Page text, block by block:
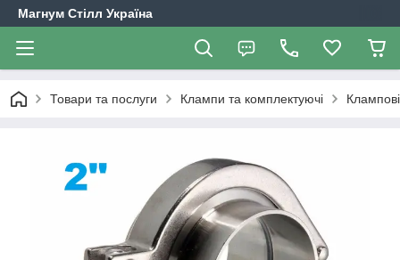
Магнум Стілл Україна
Товари та послуги Клампи та комплектуючі